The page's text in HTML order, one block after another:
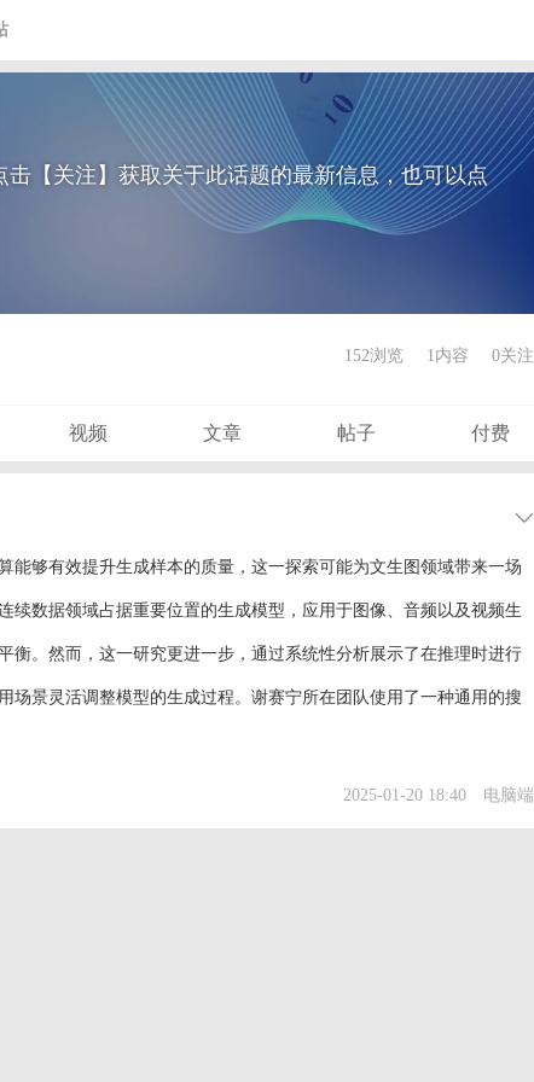
【关注】获取关于此话题的最新信息，也可以点
152浏览 1内容 0关注
视频 文章 帖子 付费
够有效提升生成样本的质量，这一探索可能为文生图领域带来一场
数据领域占据重要位置的生成模型，应用于图像、音频以及视频生
衡。然而，这一研究更进一步，通过系统性分析展示了在推理时进行
景灵活调整模型的生成过程。谢赛宁所在团队使用了一种通用的搜
2025-01-20 18:40 电脑端